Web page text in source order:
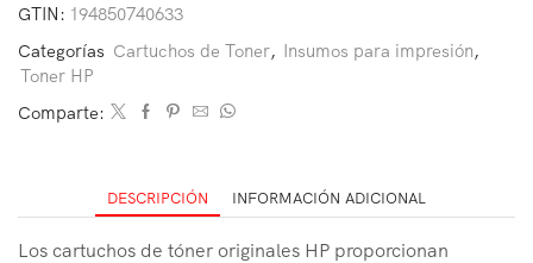
GTIN: 194850740633
Categorías Cartuchos de Toner, Insumos para impresión,
Toner HP
Comparte:
DESCRIPCIÓN INFORMACIÓN ADICIONAL
Los cartuchos de tóner originales HP proporcionan